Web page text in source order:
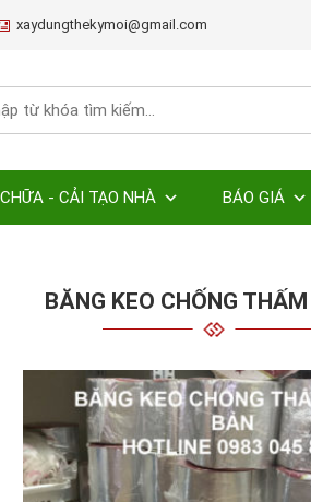
xaydungthekymoi@gmail.com
- CẢI TẠO NHÀ BÁO GIÁ
BĂNG KEO CHỐNG THẤM